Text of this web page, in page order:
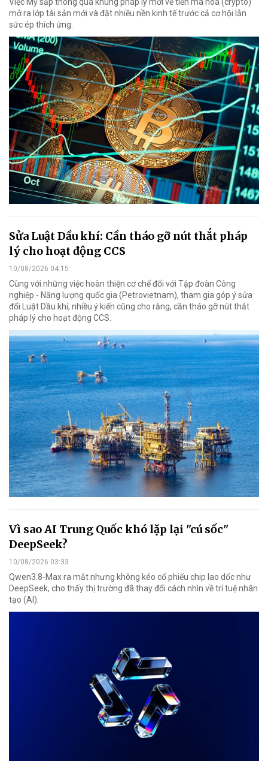
Việc Mỹ sắp thông qua khung pháp lý mới về tiền mã hóa (crypto)
mở ra lớp tài sản mới và đặt nhiều nền kinh tế trước cả cơ hội lẫn
sức ép thích ứng.
Sửa Luật Dầu khí: Cần tháo gỡ nút thắt pháp
lý cho hoạt động CCS
10/08/2026 04:15
Cùng với những việc hoàn thiện cơ chế đối với Tập đoàn Công
nghiệp - Năng lượng quốc gia (Petrovietnam), tham gia góp ý sửa
đổi Luật Dầu khí, nhiều ý kiến cũng cho rằng, cần tháo gỡ nút thắt
pháp lý cho hoạt động CCS.
Vì sao AI Trung Quốc khó lặp lại "cú sốc"
DeepSeek?
10/08/2026 03:33
Qwen3.8-Max ra mắt nhưng không kéo cổ phiếu chip lao dốc như
DeepSeek, cho thấy thị trường đã thay đổi cách nhìn về trí tuệ nhân
tạo (AI).